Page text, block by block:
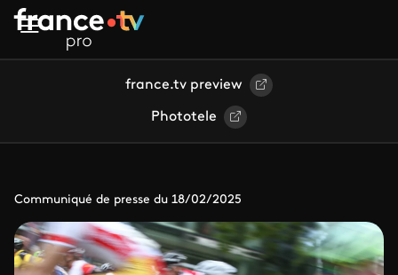
Aller au contenu principal
france.tv preview
Phototele
Communiqué de presse du 18/02/2025